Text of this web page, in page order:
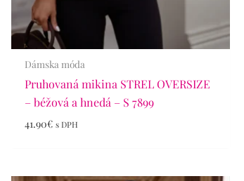
Dámska móda
Pruhovaná mikina STREL OVERSIZE
– béžová a hnedá – S 7899
41.90€ s DPH